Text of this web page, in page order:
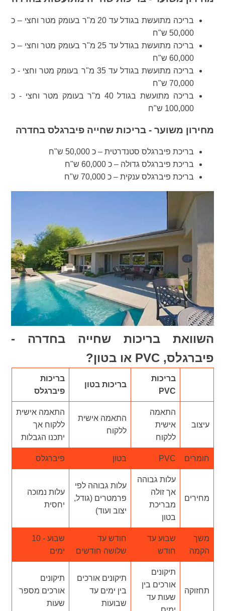
בריכה מתועשת בגודל עד 20 מ"ר בעומק מטר וחצי – כ
50,000 ש"ח
בריכה מתועשת בגודל עד 25 מ"ר בעומק מטר וחצי – כ
60,000 ש"ח
בריכה מתועשת בגודל עד 35 מ"ר בעומק מטר וחצי - כ
70,000 ש"ח
בריכה מתועשת בגודל 40 מ"ר בעומק מטר וחצי - כ
100,000 ש"ח
מחירון משוער - בריכות שחייה פיברגלס בחדרה
בריכת פיברגלס סטנדרטית – כ 50,000 ש"ח
בריכת פיברגלס גדולה – כ 60,000 ש"ח
בריכת פיברגלס ענקית – כ 70,000 ש"ח
השוואת בריכות שחייה בחדרה -
פיברגלס, PVC או בטון?
בריכות
PVC
בריכות בטון
בריכות
פיברגלס
עיצוב
התאמה
אישית
ללקוח
התאמה אישית
ללקוח
התאמה אישית
ללקוח אך
יתכנו הגבלות
חומרים PVC בטון פיברגלס
מחירים
עלות גבוהה
אך זולה
מבריכת
בטון
עלות גבוהה לפי
פרמטרים (גודל,
יצוב ועוד)
עלות נמוכה
יחסית
משך
הקמה
שבוע עד
חודש
חודש עד
שלושה חודשים
שבוע - 10
ימים
תחזוקה
תיקונים
אורכים בין
שעות עד
תיקונים אורכים
בין ימים עד
שבועות
תיקונים
אורכים מספר
שעות